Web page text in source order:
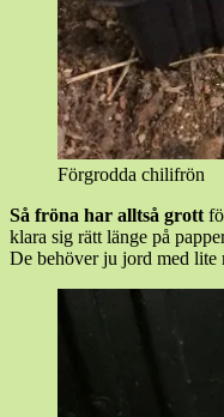
Förgrodda chilifrön
Så fröna har alltså grott
klara sig rätt länge på
De behöver ju jord med lite